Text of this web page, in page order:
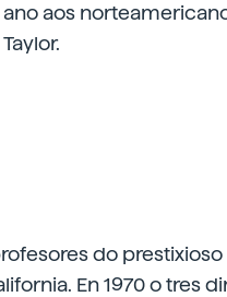
aos
do prestixioso
En 1970 o tres